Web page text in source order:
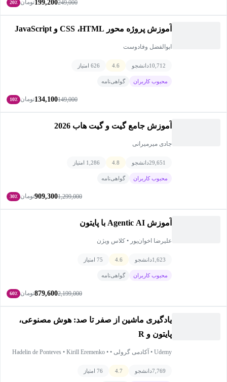
249,000
199,200تومان 20٪
آموزش پروژه محور CSS ،HTML و JavaScript
ابوالفضل وفادوست
10,712دانشجو 4.6 626 امتیاز
محبوب کاربران گواهی‌نامه
149,000
134,100تومان 10٪
آموزش جامع گیت و گیت هاب 2026
جادی میرمیرانی
29,651دانشجو 4.8 1,286 امتیاز
محبوب کاربران گواهی‌نامه
1,299,000
909,300تومان 30٪
آموزش Agentic AI با پایتون
علیرضا اخوان‌پور • کلاس ویژن
1,623دانشجو 4.6 75 امتیاز
محبوب کاربران گواهی‌نامه
2,199,000
879,600تومان 60٪
یادگیری ماشین از صفر تا صد: هوش مصنوعی،
پایتون و R
Udemy • آکادمی گرولی • Hadelin de Ponteves • Kirill Eremenko •
7,769دانشجو 4.7 76 امتیاز